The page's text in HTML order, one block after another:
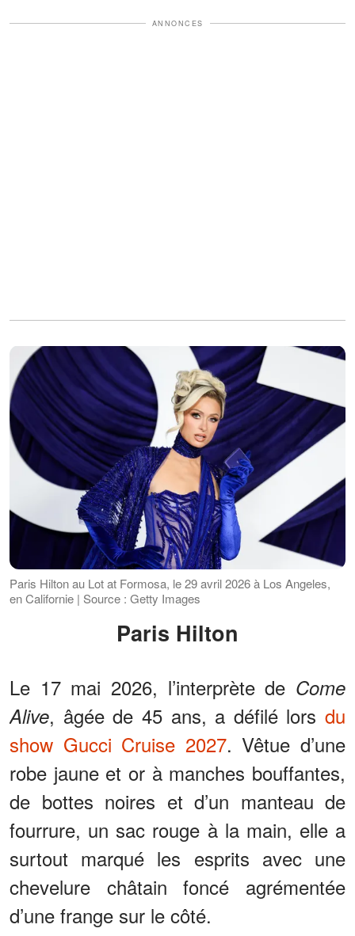
ANNONCES
Paris Hilton au Lot at Formosa, le 29 avril 2026 à Los Angeles,
en Californie | Source : Getty Images
Paris Hilton
Le 17 mai 2026, l’interprète de Come
Alive, âgée de 45 ans, a défilé lors du
show Gucci Cruise 2027. Vêtue d’une
robe jaune et or à manches bouffantes,
de bottes noires et d’un manteau de
fourrure, un sac rouge à la main, elle a
surtout marqué les esprits avec une
chevelure châtain foncé agrémentée
d’une frange sur le côté.